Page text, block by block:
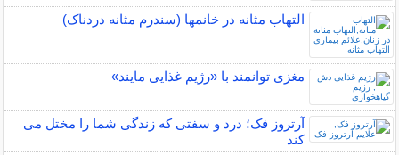
التهاب مثانه در خانمها (سندرم مثانه دردناک)
مغزی توانمند با «رژیم غذایی مایند»
آرتروز فک؛ درد و سفتی که زندگی شما را مختل می
کند